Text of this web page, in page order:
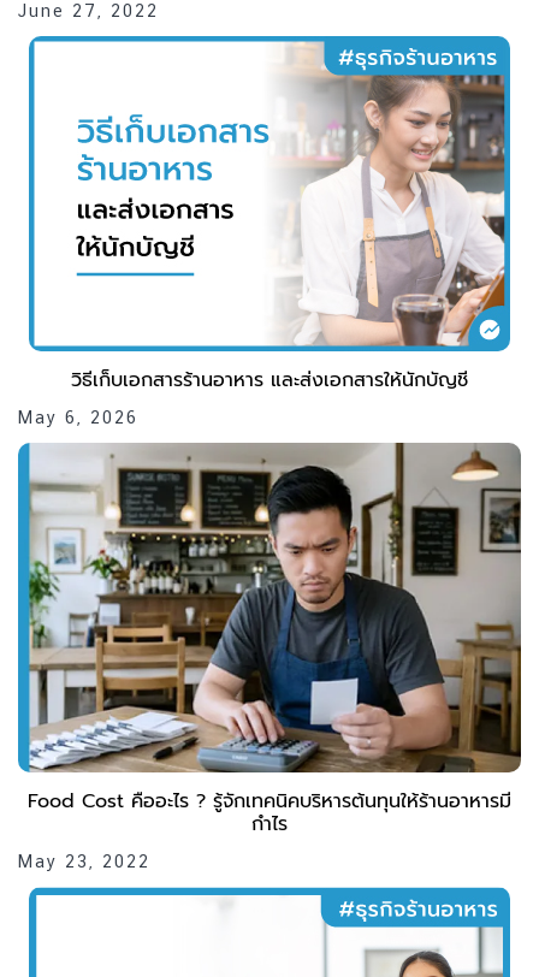
June 27, 2022
วิธีเก็บเอกสารร้านอาหาร และส่งเอกสารให้นักบัญชี
May 6, 2026
Food Cost คืออะไร ? รู้จักเทคนิคบริหารต้นทุนให้ร้านอาหารมี
กำไร
May 23, 2022